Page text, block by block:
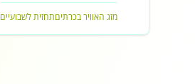
מזג האוויר בכרתיםתחזית לשבועיים